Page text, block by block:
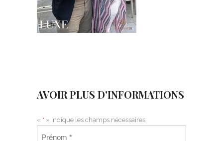
AVOIR PLUS D'INFORMATIONS
« * » indique les champs nécessaires